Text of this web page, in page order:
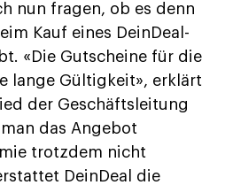
nun fragen, ob es denn
Kauf eines DeinDeal-
«Die Gutscheine für die
lange Gültigkeit», erklärt
der Geschäftsleitung
das Angebot
trotzdem nicht
DeinDeal die